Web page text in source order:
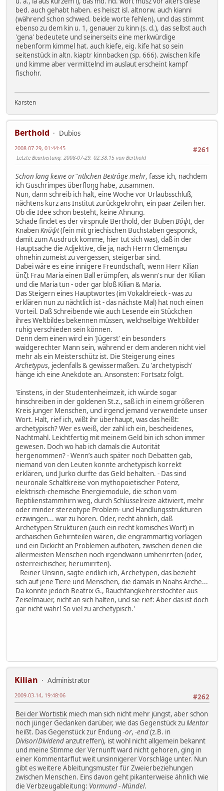
bed. auch gehabt haben. es heiszt isl. altnorw. auch kianni
(während schon schwed. beide worte fehlen), und das stimmt
ebenso zu dem kin u. 1, genauer zu kinn (s. d.), das selbst auch
'gena' bedeutete und seinerseits eine merkwürdige
nebenform kimmel hat. auch kiefe, eig. kife hat so sein
seitenstück in altn. kiaptr kinnbacken (sp. 666). zwischen kife
und kimme aber vermittelnd im auslaut erscheint kampf
fischohr.
Karsten
Berthold
Dubios
#261
2008-07-29, 01:44:45
Letzte Bearbeitung: 2008-07-29, 02:38:15 von Berthold
Schon lang keine or''ntlichen Beiträge mehr, fasse ich, nachdem
ich Guschrimpes überfloŋg habe, zusammen.
Nun, dann schreib ich halt, eine Woche vor Urlaubsschluß,
nächtens kurz ans Institut zurückgekrohn, ein paar Zeilen her.
Ob die Idee schon besteht, keine Ahnung.
Schade findet es der virspnule Berthold, der BubenBöψt, der
KnabenKnüψt(fein mit griechischen Buchstaben gesponck,
damit zum Ausdruck komme, hier tut sich was), daß in der
Hauptsache die Adjektive, die ja, nach Herrn Clemençau
ohnehin zumeist zu vergessen, steigerbar sind.
Dabei wäre es eine innigere Freundschaft, wenn Herr Kilian
ünζt Frau Maria einen Ball erümpfen, als wenn's nur der Kilian
und die Maria tun - oder gar bloß Kilian & Maria.
Das Steigern eines Hauptwortes (im Vokaldreieck - was zu
erklären nun zu nächtlich ist - das nächste Mal) hat noch einen
Vorteil. Daß Schreibende wie auch Lesende ein Stückchen
ihres Weltbildes bekennen müssen, welchselbige Weltbilder
ruhig verschieden sein können.
Denn dem einen wird ein 'Jügerst' ein besonders
waidgerechter Mann sein, während er dem anderen nicht viel
mehr als ein Meisterschütz ist. Die Steigerung eines
Archetypus, jedenfalls & gewissermaßen. Zu 'archetypisch'
hänge ich eine Anekdote an. Ansonsten: Fortsatz folgt.
'Einstens, in der Studentenheimzeit, ich würde sogar
hinschreiben in der goldenen St.z., saß ich in einem größeren
Kreis junger Menschen, und irgend jemand verwendete unser
Wort. Halt, rief ich, wißt ihr überhaupt, was das heißt:
archetypisch? Wer es weiß, der zahl ich ein, bescheidenes,
Nachtmahl. Leichtfertig mit meinem Geld bin ich schon immer
gewesen. Doch wo hab ich damals die Autorität
hergenommen? - Wenn’s auch später noch Debatten gab,
niemand von den Leuten konnte archetypisch korrekt
erklären, und Jurko durfte das Geld behalten. - Das sind
neuronale Schaltkreise von mythopoietischer Potenz,
elektrisch-chemische Energiemodule, die schon vom
Reptilienstammhirn weg, durch Schlüsselreize aktiviert, mehr
oder minder stereotype Problem- und Handlungsstrukturen
erzwingen... war zu hören. Oder, recht ähnlich, daß
Archetypen Strukturen (auch ein recht komisches Wort) in
archaischen Gehirnteilen wären, die engrammartig vorlägen
und ein Dickicht an Problemen aufböten, zwischen denen die
allermeisten Menschen noch irgendwann umherirrten (oder,
österreichischer, herumirrten).
Reiner Unsinn, sagte endlich ich, Archetypen, das bezieht
sich auf jene Tiere und Menschen, die damals in Noahs Arche...
Da konnte jedoch Beatrix G., Rauchfangkehrerstochter aus
Zeiselmauer, nicht an sich halten, und sie rief: Aber das ist doch
gar nicht wahr! So viel zu archetypisch.'
Kilian
Administrator
#262
2009-03-14, 19:48:06
Bei der Wortistik miech man sich nicht mehr jüngst, aber schon
noch jünger Gedanken darüber, wie das Gegenstück zu Mentor
heißt. Das Gegenstück zur Endung -or, -end(z.B. in
Divisor/Dividendanzutreffen), ist wohl nicht allgemein bekannt
und meine Stimme der Vernunft ward nicht gehoren, ging in
einer Kommentarflut weit unsinnigerer Vorschläge unter. Nun
gibt es weitere Ableitungsmuster für Zweierbeziehungen
zwischen Menschen. Eins davon geht pikanterweise ähnlich wie
die Verbzeugableitung: Vormund-Mündel.